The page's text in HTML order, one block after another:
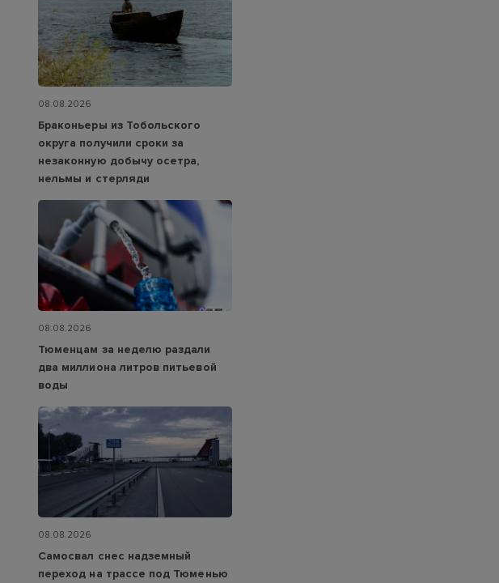
08.08.2026
Браконьеры из Тобольского
округа получили сроки за
незаконную добычу осетра,
нельмы и стерляди
08.08.2026
Тюменцам за неделю раздали
два миллиона литров питьевой
воды
08.08.2026
Самосвал снес надземный
переход на трассе под Тюменью